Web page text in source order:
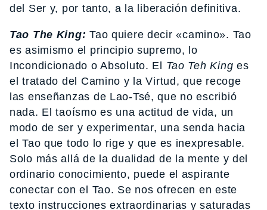
del Ser y, por tanto, a la liberación definitiva.
Tao The King: Tao quiere decir «camino». Tao
es asimismo el principio supremo, lo
Incondicionado o Absoluto. El Tao Teh King es
el tratado del Camino y la Virtud, que recoge
las enseñanzas de Lao-Tsé, que no escribió
nada. El taoísmo es una actitud de vida, un
modo de ser y experimentar, una senda hacia
el Tao que todo lo rige y que es inexpresable.
Solo más allá de la dualidad de la mente y del
ordinario conocimiento, puede el aspirante
conectar con el Tao. Se nos ofrecen en este
texto instrucciones extraordinarias y saturadas